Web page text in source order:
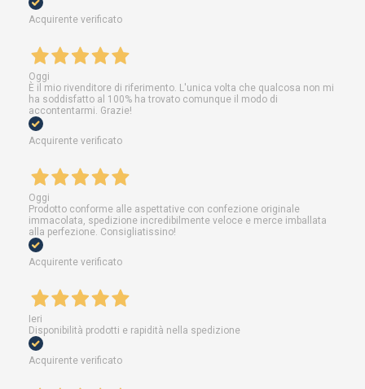
Acquirente verificato
Oggi
È il mio rivenditore di riferimento. L'unica volta che qualcosa non mi
ha soddisfatto al 100% ha trovato comunque il modo di
accontentarmi. Grazie!
Acquirente verificato
Oggi
Prodotto conforme alle aspettative con confezione originale
immacolata, spedizione incredibilmente veloce e merce imballata
alla perfezione. Consigliatissino!
Acquirente verificato
Ieri
Disponibilità prodotti e rapidità nella spedizione
Acquirente verificato